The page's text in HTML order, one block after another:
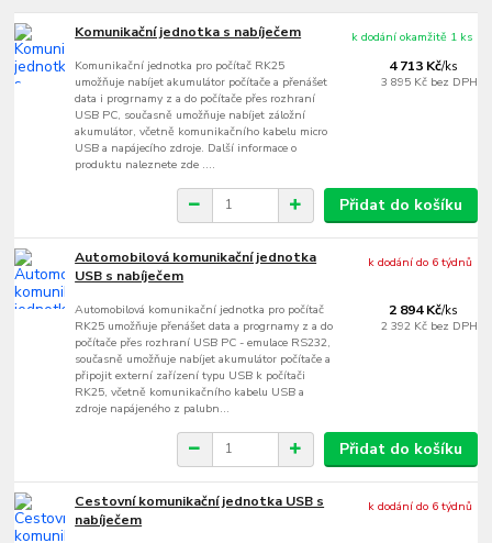
Komunikační jednotka s nabíječem
Komunikační jednotka pro počítač RK25
umožňuje nabíjet akumulátor počítače a přenášet
data i progrnamy z a do počítače přes rozhraní
USB PC, současně umožňuje nabíjet záložní
akumulátor, včetně komunikačního kabelu micro
USB a napájecího zdroje. Další informace o
produktu naleznete zde ....
4 713 Kč/ks
3 895 Kč bez DPH
k dodání okamžitě 1 ks
Přidat do košíku
Automobilová komunikační jednotka
USB s nabíječem
Automobilová komunikační jednotka pro počítač
RK25 umožňuje přenášet data a progrnamy z a do
počítače přes rozhraní USB PC - emulace RS232,
současně umožňuje nabíjet akumulátor počítače a
připojit externí zařízení typu USB k počítači
RK25, včetně komunikačního kabelu USB a
zdroje napájeného z palubn...
2 894 Kč/ks
2 392 Kč bez DPH
k dodání do 6 týdnů
Přidat do košíku
Cestovní komunikační jednotka USB s
nabíječem
k dodání do 6 týdnů